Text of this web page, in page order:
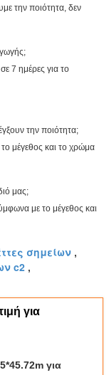
την ποιότητα, δεν
7 ημέρες για το
την ποιότητα;
μέγεθος και το χρώμα
μας;
με το μέγεθος και
σημείων ,
c2 ,
για
για